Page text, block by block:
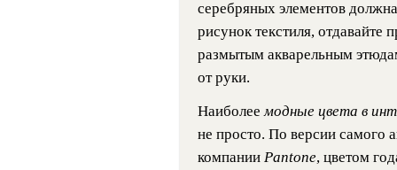
серебряных элементов
рисунок текстиля, отдавайте
размытым акварельным
от руки.
Наиболее модные цвета в
не просто. По версии самого
компании Pantone, цветом